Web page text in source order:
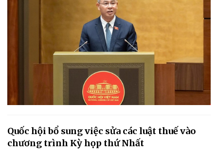
Quốc hội bổ sung việc sửa các luật thuế vào
chương trình Kỳ họp thứ Nhất